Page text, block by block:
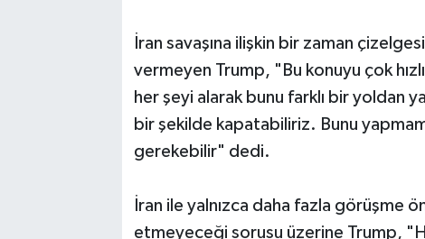
İran savaşına ilişkin bir zaman
vermeyen Trump, "Bu konuyu çok
her şeyi alarak bunu farklı bir yoldan
bir şekilde kapatabiliriz. Bunu
gerekebilir" dedi.
İran ile yalnızca daha fazla görüşme
etmeyeceği sorusu üzerine Trump,